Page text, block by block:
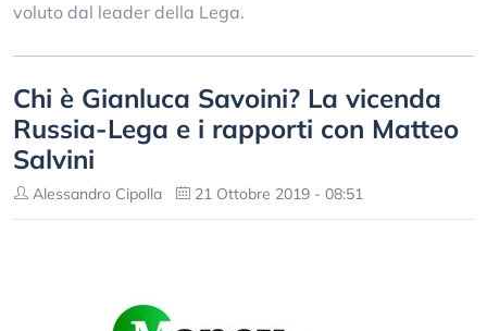
voluto dal leader della Lega.
Chi è Gianluca Savoini? La vicenda
Russia-Lega e i rapporti con Matteo
Salvini
Alessandro Cipolla 21 Ottobre 2019 - 08:51